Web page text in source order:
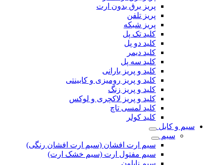
پریز برق بدون ارت
پریز تلفن
پریز شبکه
کلید تک پل
کلید دو پل
کلید دیمر
کلید سه پل
کلید و پریز بارانی
کلید و پریز رومیزی و کابینتی
کلید و پریز زنگ
کلید و پریز لاکچری و لوکس
کلید لمسی تاچ
کلید کولر
سیم و کابل
سیم
سیم ارت افشان (سیم ارت افشان رنگی)
سیم مفتول ارت (سیم خشک ارت)
سیم نایلون